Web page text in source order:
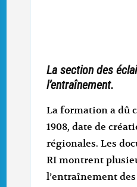
La section des
l’entraînement.
La formation a dû
1908, date de
régionales. Les
RI montrent
l’entraînement des